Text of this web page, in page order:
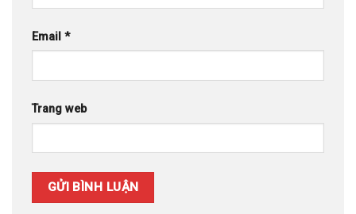
Email *
Trang web